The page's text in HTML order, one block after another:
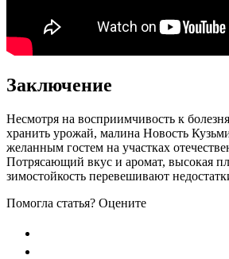
Заключение
Несмотря на восприимчивость к
хранить урожай, малина Новость
желанным гостем на участках
Потрясающий вкус и аромат, высокая
зимостойкость перевешивают
Помогла статья? Оцените